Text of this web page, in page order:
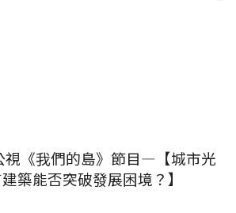
《我們的島》節目—【城市光
築能否突破發展困境？】